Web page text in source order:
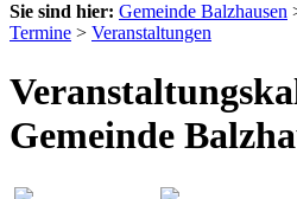
Sie sind hier: Gemeinde Balzhausen
Termine > Veranstaltungen
Gemeinde